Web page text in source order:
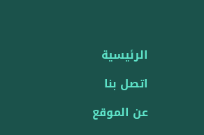
الرئيسية
اتصل بنا
عن الموقع